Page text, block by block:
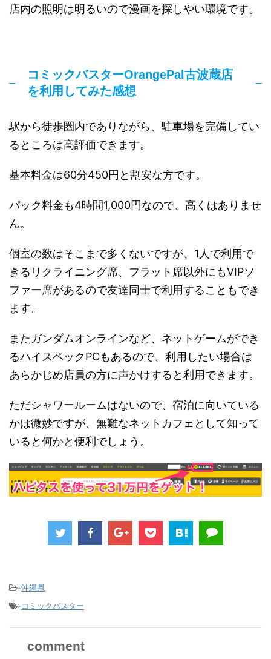
店内の照明は明るいので漫画を探しやい環境です。
コミックバスターOrangePal古波蔵店
を利用してみた感想
駅から徒歩圏内でありながら、駐車場を完備してい
るところは高評価できます。
基本料金は60分450円と割安な方です。
パック料金も4時間1,000円なので、高くはありませ
ん。
個室の数はそこまで多くないですが、1人で利用で
きるリクライニング席、フラット席以外にもVIPソ
ファー席があるので友達同士で利用することもでき
ます。
またガンダムオンラインなど、ネットゲームができ
るハイスペックPCもあるので、利用したい場合は
あらかじめ店員の方に声かけすると利用できます。
ただシャワールームはないので、宿泊に向いている
かは微妙ですが、無難なネットカフェとして知って
いると何かと便利でしょう。
-沖縄県
-コミックバスター
comment